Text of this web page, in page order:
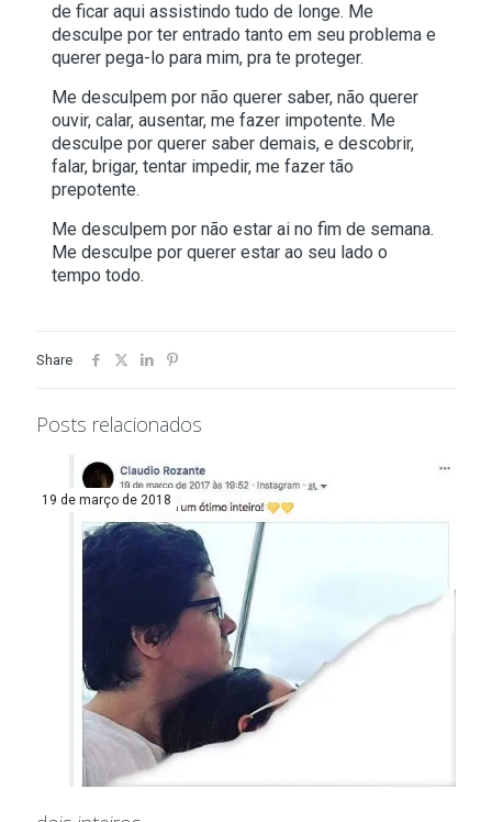
de ficar aqui assistindo tudo de longe. Me
desculpe por ter entrado tanto em seu problema e
querer pega-lo para mim, pra te proteger.
Me desculpem por não querer saber, não querer
ouvir, calar, ausentar, me fazer impotente. Me
desculpe por querer saber demais, e descobrir,
falar, brigar, tentar impedir, me fazer tão
prepotente.
Me desculpem por não estar ai no fim de semana.
Me desculpe por querer estar ao seu lado o
tempo todo.
Share
Posts relacionados
19 de março de 2018